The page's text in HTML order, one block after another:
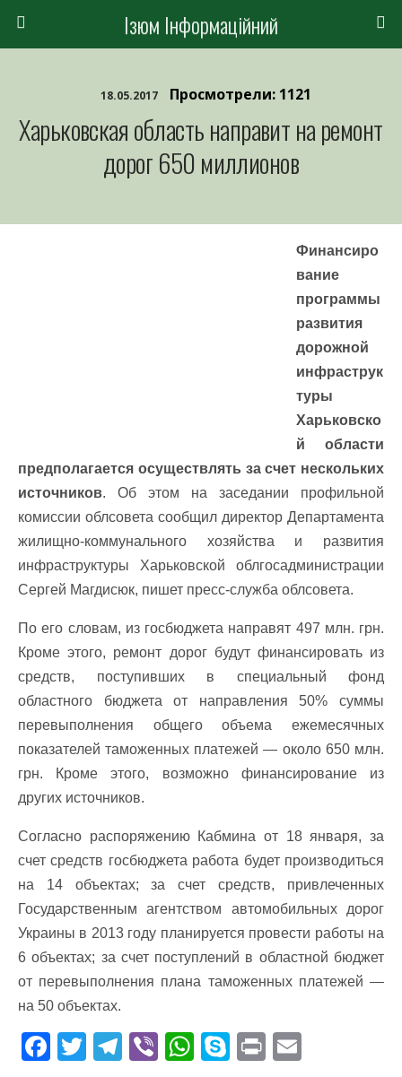
Ізюм Інформаційний
18.05.2017 Просмотрели: 1121
Харьковская область направит на ремонт
дорог 650 миллионов
Финансиро
вание
программы
развития
дорожной
инфраструк
туры
Харьковско
й области
предполагается осуществлять за счет нескольких
источников. Об этом на заседании профильной
комиссии облсовета сообщил директор Департамента
жилищно-коммунального хозяйства и развития
инфраструктуры Харьковской облгосадминистрации
Сергей Магдисюк, пишет пресс-служба облсовета.
По его словам, из госбюджета направят 497 млн. грн.
Кроме этого, ремонт дорог будут финансировать из
средств, поступивших в специальный фонд
областного бюджета от направления 50% суммы
перевыполнения общего объема ежемесячных
показателей таможенных платежей — около 650 млн.
грн. Кроме этого, возможно финансирование из
других источников.
Согласно распоряжению Кабмина от 18 января, за
счет средств госбюджета работа будет производиться
на 14 объектах; за счет средств, привлеченных
Государственным агентством автомобильных дорог
Украины в 2013 году планируется провести работы на
6 объектах; за счет поступлений в областной бюджет
от перевыполнения плана таможенных платежей —
на 50 объектах.
F T T Vi W S Pr